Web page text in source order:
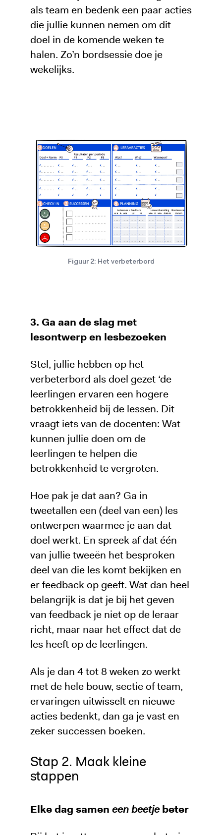
als team en bedenk een paar acties
die jullie kunnen nemen om dit
doel in de komende weken te
halen. Zo’n bordsessie doe je
wekelijks.
Figuur 2: Het verbeterbord
3. Ga aan de slag met
lesontwerp en lesbezoeken
Stel, jullie hebben op het
verbeterbord als doel gezet ‘de
leerlingen ervaren een hogere
betrokkenheid bij de lessen. Dit
vraagt iets van de docenten: Wat
kunnen jullie doen om de
leerlingen te helpen die
betrokkenheid te vergroten.
Hoe pak je dat aan? Ga in
tweetallen een (deel van een) les
ontwerpen waarmee je aan dat
doel werkt. En spreek af dat één
van jullie tweeën het besproken
deel van die les komt bekijken en
er feedback op geeft. Wat dan heel
belangrijk is dat je bij het geven
van feedback je niet op de leraar
richt, maar naar het effect dat de
les heeft op de leerlingen.
Als je dan 4 tot 8 weken zo werkt
met de hele bouw, sectie of team,
ervaringen uitwisselt en nieuwe
acties bedenkt, dan ga je vast en
zeker successen boeken.
Stap 2. Maak kleine
stappen
Elke dag samen een beetjebeter